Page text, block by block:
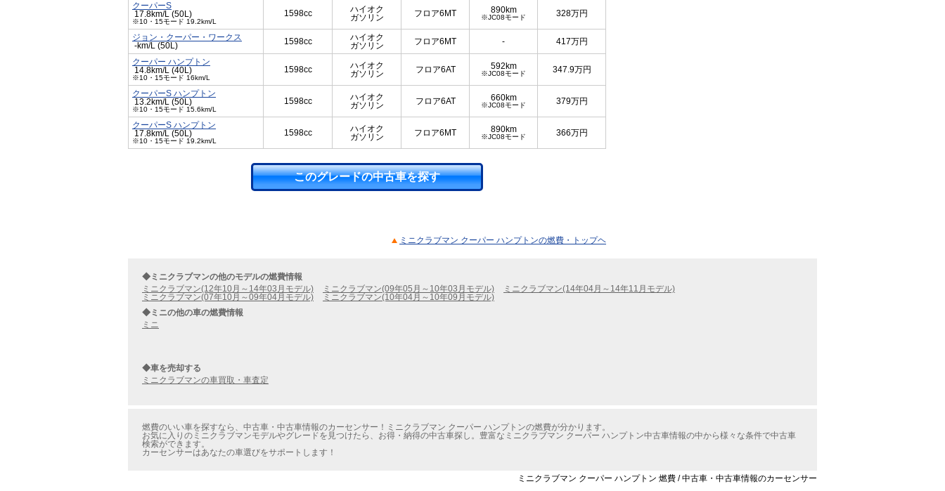
クーパーS
17.8km/L (50L)
※10・15モード 19.2km/L
1598cc
ハイオク
ガソリン
フロア6MT 890km
※JC08モード 328万円
ジョン・クーパー・ワークス
-km/L (50L)
1598cc
ハイオク
ガソリン
フロア6MT - 417万円
クーパー ハンプトン
14.8km/L (40L)
※10・15モード 16km/L
1598cc
ハイオク
ガソリン
フロア6AT 592km
※JC08モード 347.9万円
クーパーS ハンプトン
13.2km/L (50L)
※10・15モード 15.6km/L
1598cc
ハイオク
ガソリン
フロア6AT 660km
※JC08モード 379万円
クーパーS ハンプトン
17.8km/L (50L)
※10・15モード 19.2km/L
1598cc
ハイオク
ガソリン
フロア6MT 890km
※JC08モード 366万円
このグレードの中古車を探す
ミニクラブマン クーパー ハンプトンの燃費・トップヘ
◆ミニクラブマンの他のモデルの燃費情報
ミニクラブマン(12年10月～14年03月モデル)
ミニクラブマン(09年05月～10年03月モデル)
ミニクラブマン(14年04月～14年11月モデル)
ミニクラブマン(07年10月～09年04月モデル)
ミニクラブマン(10年04月～10年09月モデル)
◆ミニの他の車の燃費情報
ミニ
◆車を売却する
ミニクラブマンの車買取・車査定
燃費のいい車を探すなら、中古車・中古車情報のカーセンサー！ミニクラブマン クーパー ハンプトンの燃費が分かります。
お気に入りのミニクラブマンモデルやグレードを見つけたら、お得・納得の中古車探し。豊富なミニクラブマン クーパー ハンプトン中古車情報の中から様々な条件で中古車
検索ができます。
カーセンサーはあなたの車選びをサポートします！
ミニクラブマン クーパー ハンプトン 燃費 / 中古車・中古車情報のカーセンサー